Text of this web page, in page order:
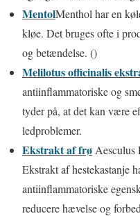
MentolMenthol har en
kløe. Det bruges ofte i
og betændelse. ()
Melilotus officinalis
antiinflammatoriske og
tyder på, at det kan være
ledproblemer.
Ekstrakt af frø Aesculus
Ekstrakt af hestekastanje
antiinflammatoriske
reducere hævelse og